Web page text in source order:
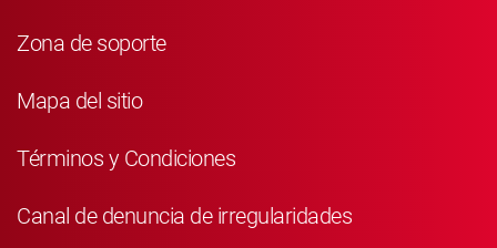
Zona de soporte
Mapa del sitio
Términos y Condiciones
Canal de denuncia de irregularidades